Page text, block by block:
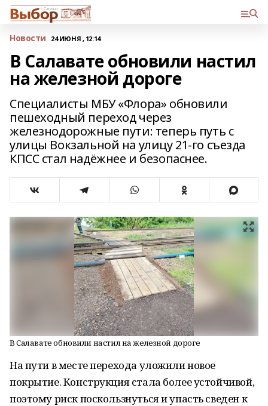
Новости 24 ИЮНЯ , 12:14
В Салавате обновили настил
на железной дороге
Специалисты МБУ «Флора» обновили
пешеходный переход через
железнодорожные пути: теперь путь с
улицы Вокзальной на улицу 21-го съезда
КПСС стал надёжнее и безопаснее.
В Салавате обновили настил на железной дороге
На пути в месте перехода уложили новое
покрытие. Конструкция стала более устойчивой,
поэтому риск поскользнуться и упасть сведен к